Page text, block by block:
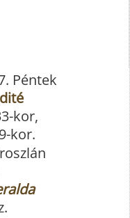
Péntek
kor,
kor.